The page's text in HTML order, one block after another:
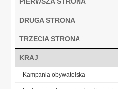
DRUGA STRONA
TRZECIA STRONA
KRAJ
Kampania obywatelska